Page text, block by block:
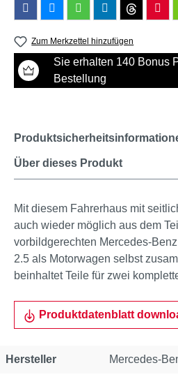
Zum Merkzettel hinzufügen
Sie erhalten 140 Bonus
Bestellung
Über dieses Produkt
Mit diesem Fahrerhaus mit
auch wieder möglich aus dem
vorbildgerechten Mercedes-
2.5 als Motorwagen selbst
beinhaltet Teile für zwei
Produktdatenblatt
Eigenschaft
Hersteller Mercedes-